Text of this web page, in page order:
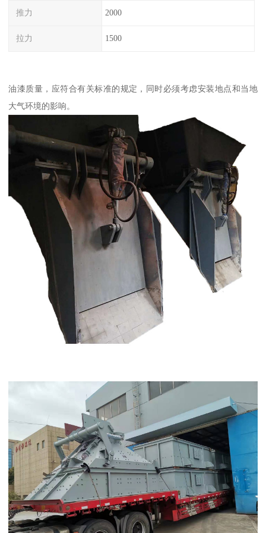
推力 2000
拉力 1500
油漆质量，应符合有关标准的规定，同时必须考虑安装地点和当地
大气环境的影响。